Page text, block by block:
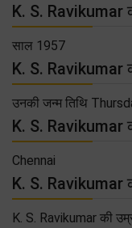
K. S. Ravikumar
साल 1957
K. S. Ravikumar
उनकी जन्म तिथि
K. S. Ravikumar
Chennai
K. S. Ravikumar
K. S. Ravikumar की